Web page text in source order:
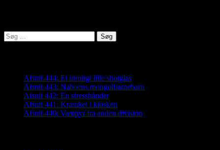
Søg
efter:
Afsnit 444: Et utroligt lille shotglas
Afsnit 443: Naboens mongolbarnebarn
Afsnit 442: En stresshånder
Afsnit 441: Krænket i kiosken
Afsnit 440: Vampyr fra anden division